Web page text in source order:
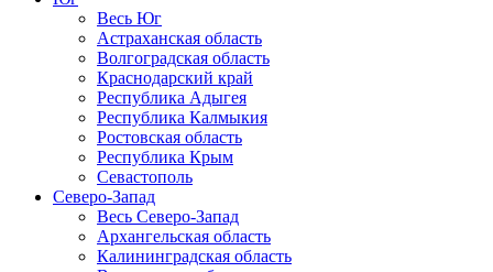
Весь Юг
Астраханская область
Волгоградская область
Краснодарский край
Республика Адыгея
Республика Калмыкия
Ростовская область
Республика Крым
Севастополь
Северо-Запад
Весь Северо-Запад
Архангельская область
Калининградская область